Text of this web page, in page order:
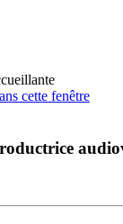
cette fenêtre